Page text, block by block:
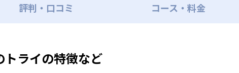
評判・口コミ コース・料金
ライの特徴など